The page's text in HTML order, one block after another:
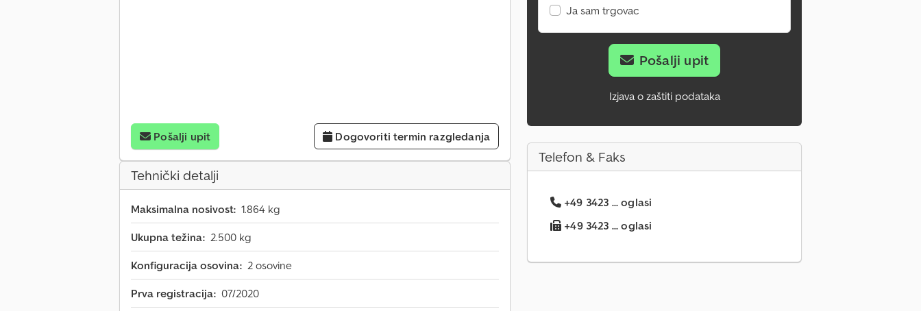
Pošalji upit Dogovoriti termin razgledanja
Tehnički detalji
Maksimalna nosivost: 1.864 kg
Ukupna težina: 2.500 kg
Konfiguracija osovina: 2 osovine
Prva registracija: 07/2020
Ja sam trgovac
Pošalji upit
Izjava o zaštiti podataka
Telefon & Faks
+49 3423 ... oglasi
+49 3423 ... oglasi